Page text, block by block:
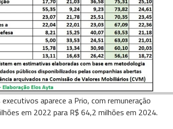
aparece a Prio, com remuneração
em 2022 para R$ 64,2 milhões em 2024.